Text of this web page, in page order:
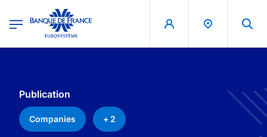
Banque de France - Menu Principal
Publication
Companies + 2